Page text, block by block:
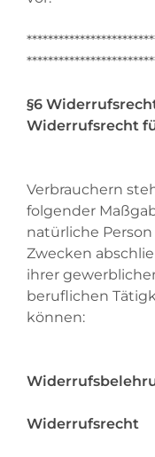
§6
Widerrufsrecht
Verbrauchern
folgender
natürliche
Zwecken
ihrer
beruflichen
können:
Widerrufsrecht